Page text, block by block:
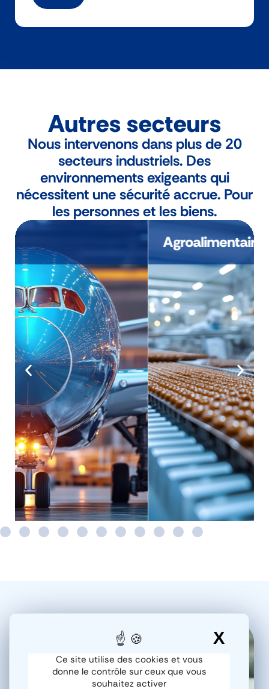
Ce site utilise des cookies et vous
donne le contrôle sur ceux que vous
souhaitez activer
X
Autres secteurs
Nous intervenons dans plus de 20
secteurs industriels. Des
environnements exigeants qui
nécessitent une sécurité accrue. Pour
les personnes et les biens.
Agroalimentaire
Pourquoi choisir